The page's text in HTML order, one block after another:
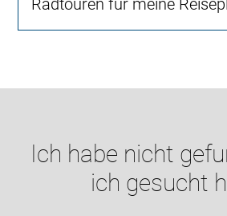
Radtouren für meine
Ich habe nicht
ich gesucht